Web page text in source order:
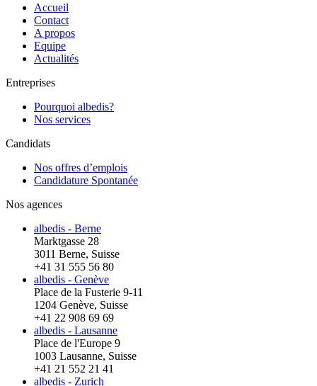
Accueil
Contact
A propos
Equipe
Actualités
Entreprises
Pourquoi albedis?
Nos services
Candidats
Nos offres d’emplois
Candidature Spontanée
Nos agences
albedis - Berne
Marktgasse 28
3011 Berne, Suisse
+41 31 555 56 80
albedis - Genève
Place de la Fusterie 9-11
1204 Genève, Suisse
+41 22 908 69 69
albedis - Lausanne
Place de l'Europe 9
1003 Lausanne, Suisse
+41 21 552 21 41
albedis - Zurich